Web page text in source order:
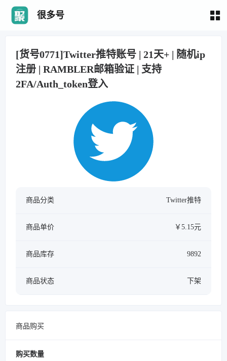
很多号
[货号0771]Twitter推特账号 | 21天+ | 随机ip
注册 | RAMBLER邮箱验证 | 支持
2FA/Auth_token登入
商品分类 Twitter推特
商品单价 ￥5.15元
商品库存 9892
商品状态 下架
商品购买
购买数量